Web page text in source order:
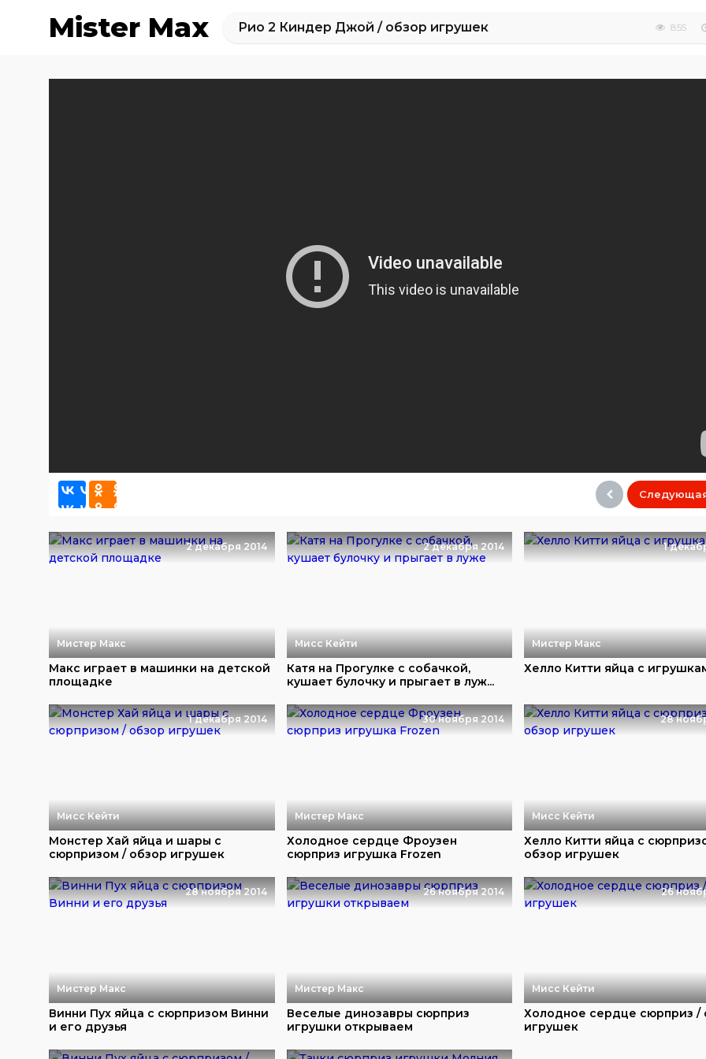
Mister Max Рио 2 Киндер Джой / обзор игрушек 855
2 декабря 2014
Мистер Макс
Макс играет в машинки на детской
площадке
2 декабря 2014
Мисс Кейти
Катя на Прогулке с собачкой,
кушает булочку и прыгает в луж...
1
Мистер Макс
Хелло Китти яйца с
1 декабря 2014
Мисс Кейти
Монстер Хай яйца и шары c
сюрпризом / обзор игрушек
30 ноября 2014
Мистер Макс
Холодное сердце Фроузен
сюрприз игрушка Frozen
28
Мисс Кейти
Хелло Китти яйца с
обзор игрушек
28 ноября 2014
Мистер Макс
Винни Пух яйца с сюрпризом Винни
и его друзья
26 ноября 2014
Мистер Макс
Веселые динозавры сюрприз
игрушки открываем
26
Мисс Кейти
Холодное сердце сюрприз /
игрушек